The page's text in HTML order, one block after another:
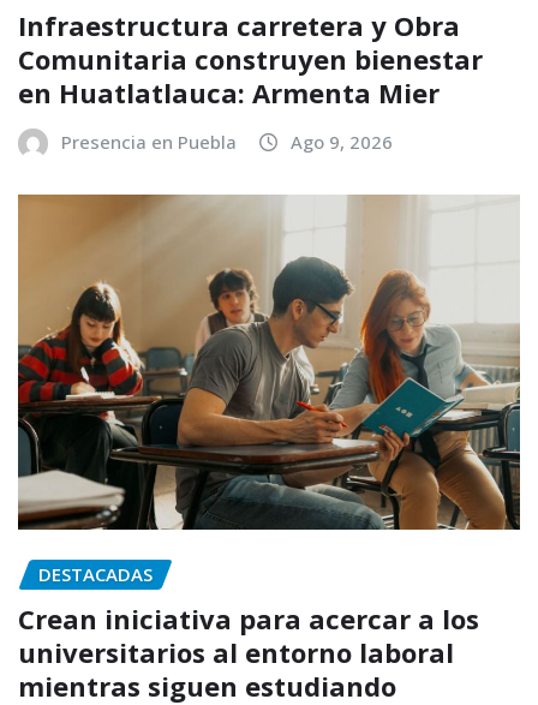
Infraestructura carretera y Obra
Comunitaria construyen bienestar
en Huatlatlauca: Armenta Mier
Presencia en Puebla Ago 9, 2026
DESTACADAS
Crean iniciativa para acercar a los
universitarios al entorno laboral
mientras siguen estudiando